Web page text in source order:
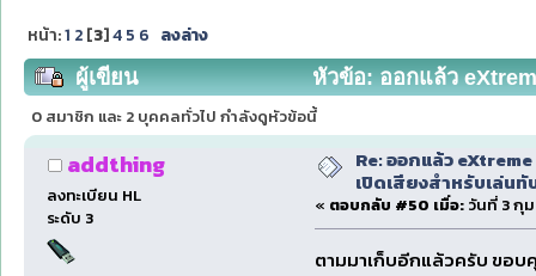
หน้า:1 2[3]4 5 6 ลงล่าง
ผู้เขียน
หัวข้อ: ออกแล้ว
(อ่าน 146932 ครั้ง)
0 สมาชิก และ 2 บุคคลทั่วไป กำลังดูหัวข้อนี้
addthing
ลงทะเบียน HL
ระดับ 3
Re: ออกแล้ว
เปิดเสียงสำหรับเล่น
« ตอบกลับ #50 เมื่อ: วันที่ 3 กุ
ตามมาเก็บอีกแล้วครับ ขอ